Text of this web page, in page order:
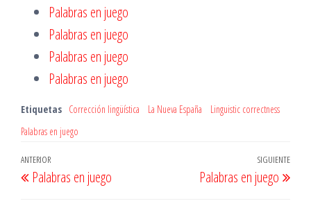
Palabras en juego
Palabras en juego
Palabras en juego
Palabras en juego
Etiquetas Corrección lingüística La Nueva España
Linguistic correctness
Palabras en juego
Navegación
de
Entrada
anterior
ANTERIOR
Palabras en juego
SIGUIENTE
Palabras en juego